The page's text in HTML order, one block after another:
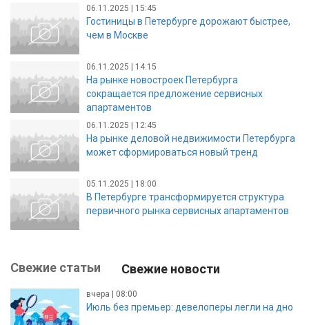
06.11.2025 | 15:45
Гостиницы в Петербурге дорожают быстрее,
чем в Москве
06.11.2025 | 14:15
На рынке новостроек Петербурга
сокращается предложение сервисных
апартаментов
06.11.2025 | 12:45
На рынке деловой недвижимости Петербурга
может сформироваться новый тренд
05.11.2025 | 18:00
В Петербурге трансформируется структура
первичного рынка сервисных апартаментов
Свежие статьи Свежие новости
вчера | 08:00
Июль без премьер: девелоперы легли на дно